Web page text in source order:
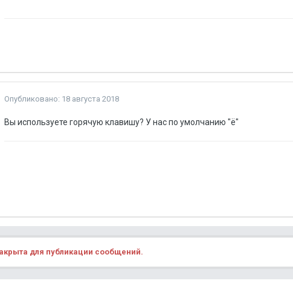
Опубликовано: 18 августа 2018
Вы используете горячую клавишу? У нас по умолчанию "ё"
для публикации сообщений.